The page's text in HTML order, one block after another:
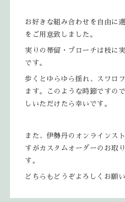
お好きな組み合わせを自由に
をご用意致しました。
実りの帯留・ブローチは枝に
です。
歩くとゆらゆら揺れ、スワロ
ます。このような時節ですの
しいただけたら幸いです。
また、伊勢丹のオンラインス
すがカスタムオーダーのお取
す。
どちらもどうぞよろしくお願い